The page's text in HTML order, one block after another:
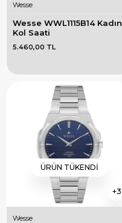
Wesse
Wesse WWL1115B14 Kadın
Kol Saati
5.460,00 TL
3
ÜRÜN TÜKENDI
Wesse